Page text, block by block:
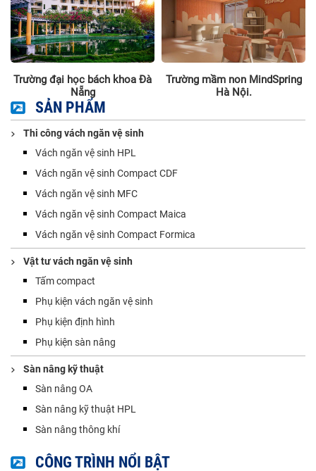
Trường đại học bách khoa Đà
Nẵng
Trường mầm non MindSpring
Hà Nội.
SẢN PHẨM
Thi công vách ngăn vệ sinh
Vách ngăn vệ sinh HPL
Vách ngăn vệ sinh Compact CDF
Vách ngăn vệ sinh MFC
Vách ngăn vệ sinh Compact Maica
Vách ngăn vệ sinh Compact Formica
Vật tư vách ngăn vệ sinh
Tấm compact
Phụ kiện vách ngăn vệ sinh
Phụ kiện định hình
Phụ kiện sàn nâng
Sàn nâng kỹ thuật
Sàn nâng OA
Sàn nâng kỹ thuật HPL
Sàn nâng thông khí
CÔNG TRÌNH NỔI BẬT